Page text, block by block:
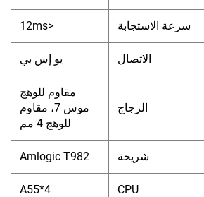
سرعة الاستجابة <12ms
الاتصال يو إس بي
الزجاج
مقاوم للوهج
موس 7، مقاوم
للوهج 4 مم
شريحة Amlogic T982
CPU
A55*4